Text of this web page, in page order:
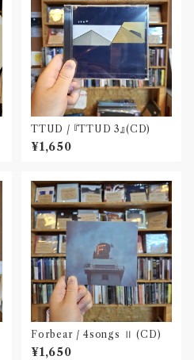
TTUD / 『TTUD 3』(CD)
¥1,650
Forbear / 4songs Ⅱ (CD)
¥1,650